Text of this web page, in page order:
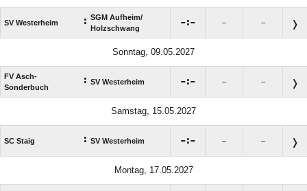
SV Westerheim : SGM Aufheim/​
Holzschwang
: – –
Sonntag, 09.05.2027
FV Asch-
Sonderbuch
: SV Westerheim : – –
Samstag, 15.05.2027
SC Staig : SV Westerheim : – –
Montag, 17.05.2027